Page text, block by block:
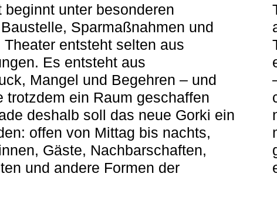
unter besonderen
Sparmaßnahmen und
entsteht selten aus
Es entsteht aus
Mangel und Begehren – und
trotzdem ein Raum geschaffen
deshalb soll das neue Gorki ein
offen von Mittag bis nachts,
Gäste, Nachbarschaften,
und andere Formen der